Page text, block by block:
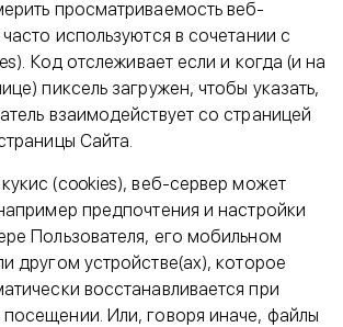
просматриваемость веб-
используются в сочетании с
Код отслеживает если и когда (и на
пиксель загружен, чтобы указать,
взаимодействует со страницей
Сайта.
(cookies), веб-сервер может
предпочтения и настройки
Пользователя, его мобильном
другом устройстве(ах), которое
восстанавливается при
Или, говоря иначе, файлы